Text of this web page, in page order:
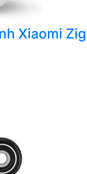
Xiaomi